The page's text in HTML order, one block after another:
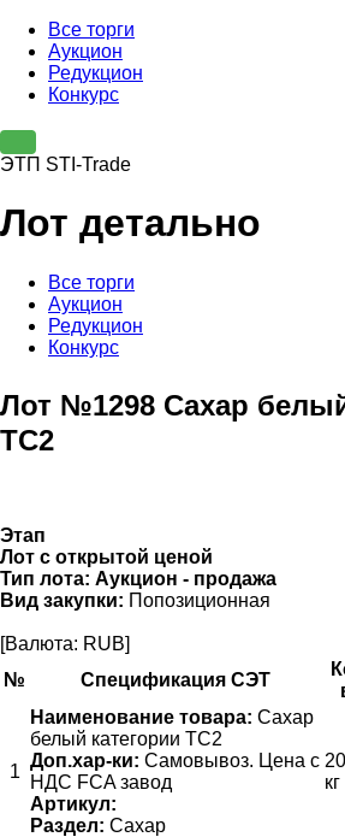
Все торги
Аукцион
Редукцион
Конкурс
ЭТП STI-Trade
Лот детально
Все торги
Аукцион
Редукцион
Конкурс
Лот №1298 Сахар
ТС2
Этап
Лот с открытой ценой
Тип лота: Аукцион - продажа
Вид закупки: Попозиционная
[Валюта: RUB]
№
Спецификация СЭТ
1
Наименование товара: Сахар
белый категории ТС2
Доп.хар-ки: Самовывоз. Цена с
НДС FCA завод
Артикул:
Раздел: Сахар
кг